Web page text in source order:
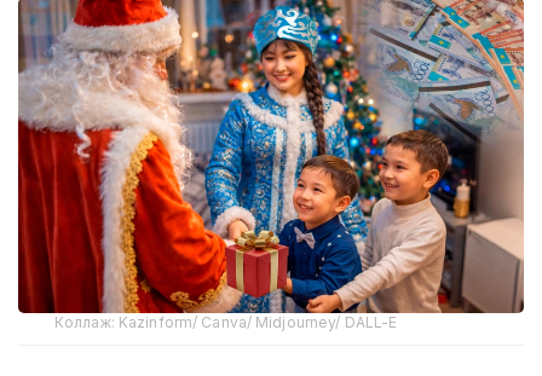
Коллаж: Kazinform/ Canva/ Midjourney/ DALL-E